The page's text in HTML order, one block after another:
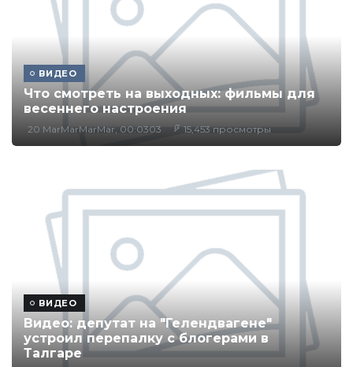
ВИДЕО
Что смотреть на выходных: фильмы для
весеннего настроения
20 MarMarMarMar, 00:0303 15,453 просмотры
ВИДЕО
Видео: депутат на "Гелендвагене"
устроил перепалку с блогерами в
Талгаре